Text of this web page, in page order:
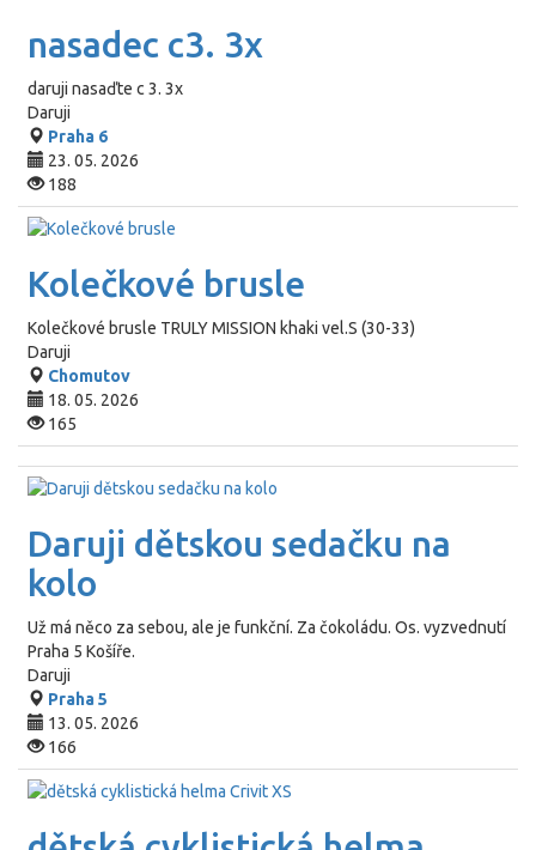
nasadec c3. 3x
daruji nasaďte c 3. 3x
Daruji
Praha 6
23. 05. 2026
188
Kolečkové brusle
Kolečkové brusle TRULY MISSION khaki vel.S (30-33)
Daruji
Chomutov
18. 05. 2026
165
Daruji dětskou sedačku na
kolo
Už má něco za sebou, ale je funkční. Za čokoládu. Os. vyzvednutí
Praha 5 Košíře.
Daruji
Praha 5
13. 05. 2026
166